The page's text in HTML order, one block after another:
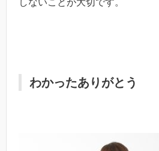
しないことが大切です。
わかったありがとう